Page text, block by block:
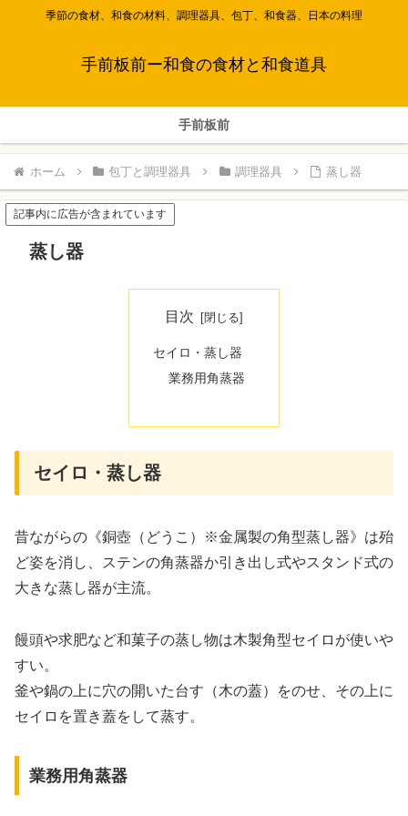
季節の食材、和食の材料、調理器具、包丁、和食器、日本の料理
手前板前ー和食の食材と和食道具
手前板前
ホーム 包丁と調理器具 調理器具 蒸し器
記事内に広告が含まれています
蒸し器
目次
セイロ・蒸し器
業務用角蒸器
セイロ・蒸し器
昔ながらの《銅壺（どうこ）※金属製の角型蒸し器》は殆
ど姿を消し、ステンの角蒸器か引き出し式やスタンド式の
大きな蒸し器が主流。
饅頭や求肥など和菓子の蒸し物は木製角型セイロが使いや
すい。
釜や鍋の上に穴の開いた台す（木の蓋）をのせ、その上に
セイロを置き蓋をして蒸す。
業務用角蒸器